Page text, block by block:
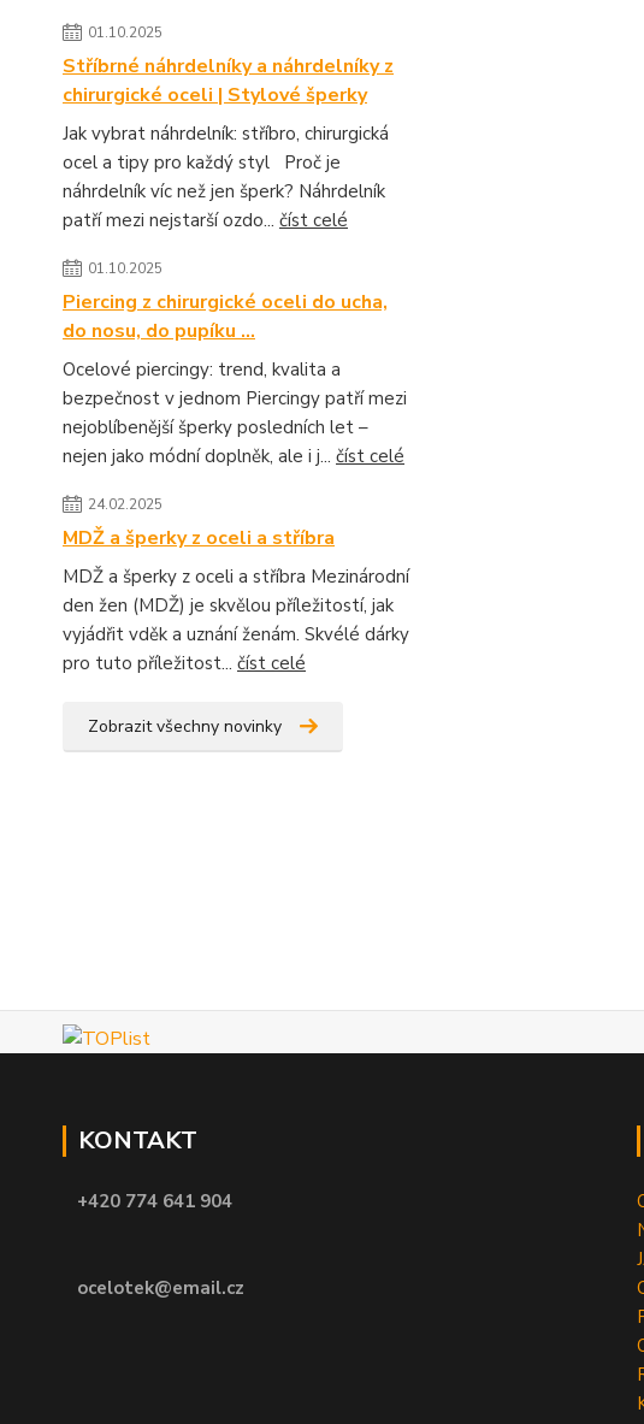
01.10.2025
Stříbrné náhrdelníky a náhrdelníky z
chirurgické oceli | Stylové šperky
Jak vybrat náhrdelník: stříbro, chirurgická
ocel a tipy pro každý styl Proč je
náhrdelník víc než jen šperk? Náhrdelník
patří mezi nejstarší ozdo... číst celé
01.10.2025
Piercing z chirurgické oceli do ucha,
do nosu, do pupíku ...
Ocelové piercingy: trend, kvalita a
bezpečnost v jednom Piercingy patří mezi
nejoblíbenější šperky posledních let –
nejen jako módní doplněk, ale i j... číst celé
24.02.2025
MDŽ a šperky z oceli a stříbra
MDŽ a šperky z oceli a stříbra Mezinárodní
den žen (MDŽ) je skvělou příležitostí, jak
vyjádřit vděk a uznání ženám. Skvélé dárky
pro tuto příležitost... číst celé
Zobrazit všechny novinky
KONTAKT
+420 774 641 904
ocelotek@email.cz